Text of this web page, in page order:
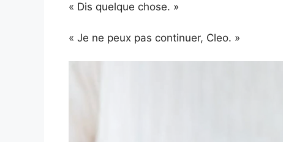
« Dis quelque chose. »
« Je ne peux pas continuer, Cleo. »